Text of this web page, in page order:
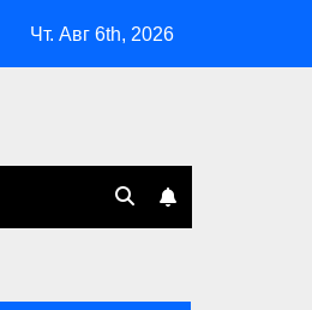
и сделал героем Ковальчука-
Чт. Авг 6th, 2026